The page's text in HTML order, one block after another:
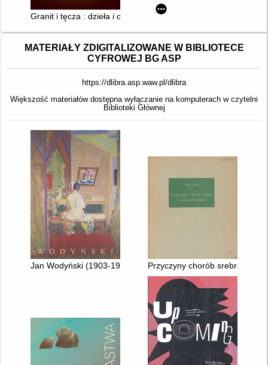
Granit i tęcza : dzieła i osobowość Józefa Czapskiego
MATERIAŁY ZDIGITALIZOWANE W BIBLIOTECE
CYFROWEJ BG ASP
https://dlibra.asp.waw.pl/dlibra
Większość materiałów dostępna wyłączanie na komputerach w czytelni
Biblioteki Głównej
Jan Wodyński (1903-1988) : prace z kolekcji Muzeum
Przyczyny chorób srebra w